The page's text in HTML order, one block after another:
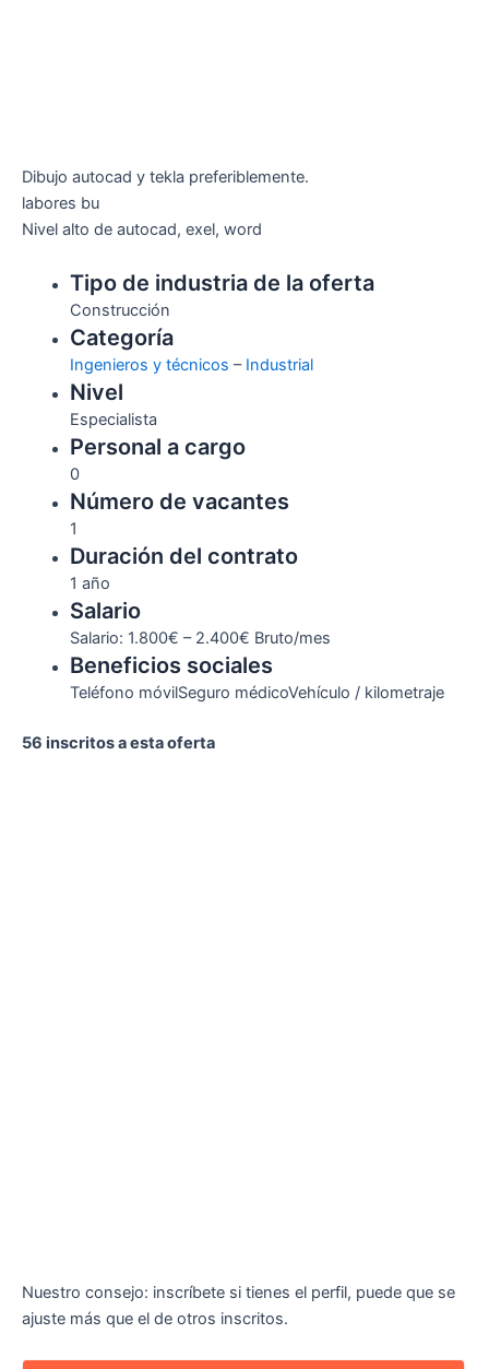
Dibujo autocad y tekla preferiblemente.
labores bu
Nivel alto de autocad, exel, word
Tipo de industria de la oferta
Construcción
Categoría
Ingenieros y técnicos – Industrial
Nivel
Especialista
Personal a cargo
0
Número de vacantes
1
Duración del contrato
1 año
Salario
Salario: 1.800€ – 2.400€ Bruto/mes
Beneficios sociales
Teléfono móvilSeguro médicoVehículo / kilometraje
56 inscritos a esta oferta
Nuestro consejo: inscríbete si tienes el perfil, puede que se
ajuste más que el de otros inscritos.